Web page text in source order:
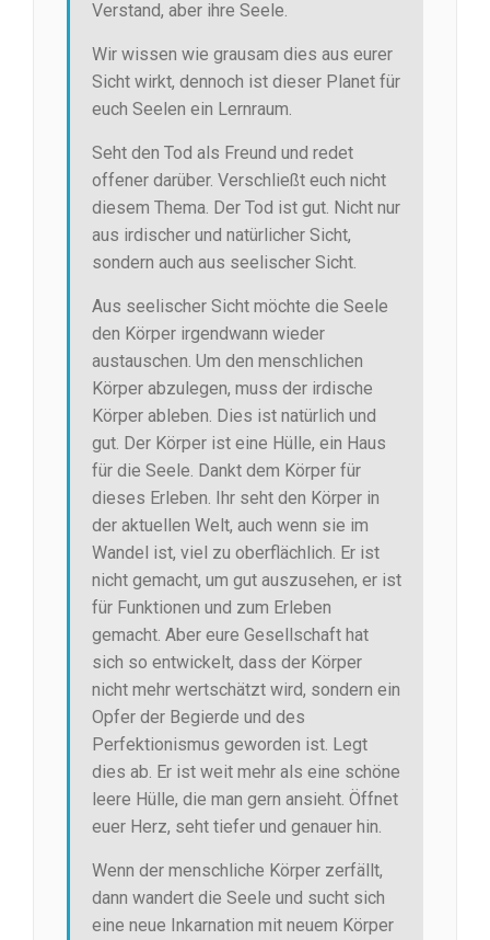
Verstand, aber ihre Seele.
Wir wissen wie grausam dies aus eurer
Sicht wirkt, dennoch ist dieser Planet für
euch Seelen ein Lernraum.
Seht den Tod als Freund und redet
offener darüber. Verschließt euch nicht
diesem Thema. Der Tod ist gut. Nicht nur
aus irdischer und natürlicher Sicht,
sondern auch aus seelischer Sicht.
Aus seelischer Sicht möchte die Seele
den Körper irgendwann wieder
austauschen. Um den menschlichen
Körper abzulegen, muss der irdische
Körper ableben. Dies ist natürlich und
gut. Der Körper ist eine Hülle, ein Haus
für die Seele. Dankt dem Körper für
dieses Erleben. Ihr seht den Körper in
der aktuellen Welt, auch wenn sie im
Wandel ist, viel zu oberflächlich. Er ist
nicht gemacht, um gut auszusehen, er ist
für Funktionen und zum Erleben
gemacht. Aber eure Gesellschaft hat
sich so entwickelt, dass der Körper
nicht mehr wertschätzt wird, sondern ein
Opfer der Begierde und des
Perfektionismus geworden ist. Legt
dies ab. Er ist weit mehr als eine schöne
leere Hülle, die man gern ansieht. Öffnet
euer Herz, seht tiefer und genauer hin.
Wenn der menschliche Körper zerfällt,
dann wandert die Seele und sucht sich
eine neue Inkarnation mit neuem Körper